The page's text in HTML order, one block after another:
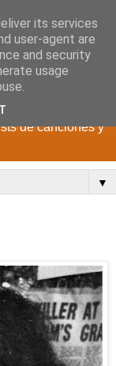
1950 a 2022.
de canciones y
▼
its services
user-agent are
and security
usage